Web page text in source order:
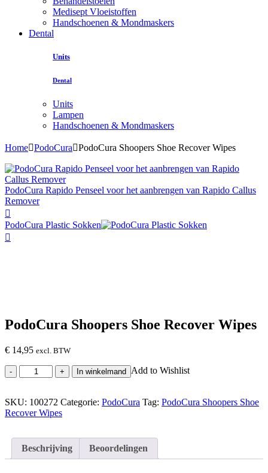
Medisept Vloeistoffen
Handschoenen & Mondmaskers
Dental
Units
Dental
Units
Lampen
Handschoenen & Mondmaskers
Home PodoCura PodoCura Shoopers Shoe Recover Wipes
PodoCura Rapido Penseel voor het aanbrengen van Rapido Callus
Remover
PodoCura Plastic Sokken
PodoCura Shoopers Shoe Recover Wipes
€ 14,95 excl. BTW
-
PodoCura
Shoopers
Recover
Wipes
+ In winkelmand Add to Wishlist
SKU: 100272 Categorie: PodoCura Tag: PodoCura Shoopers Shoe
Recover Wipes
Beschrijving Beoordelingen